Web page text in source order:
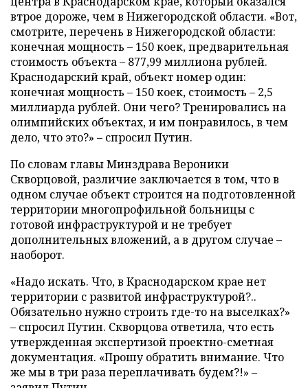
втрое дороже, чем в Нижегородской области. «Вот,
смотрите, перечень в Нижегородской области:
конечная мощность – 150 коек, предварительная
стоимость объекта– 877,99 миллиона рублей.
Краснодарский край, объект номер один:
конечная мощность – 150 коек, стоимость – 2,5
миллиарда рублей. Они чего? Тренировались на
олимпийских объектах, и им понравилось, в чем
дело, что это?» – спросил Путин.
По словам главы Минздрава Вероники
Скворцовой, различие заключается в том, что в
одном случае объект строится на подготовленной
территории многопрофильной больницы с
готовой инфраструктурой и не требует
дополнительных вложений, а в другом случае –
наоборот.
«Надо искать. Что, в Краснодарском крае нет
территории с развитой инфраструктурой?..
Обязательно нужно строить где-то на выселках?»
– спросил Путин. Скворцова ответила, что есть
утвержденная экспертизой проектно-сметная
документация. «Прошу обратить внимание. Что
же мы в три раза переплачивать будем?!» –